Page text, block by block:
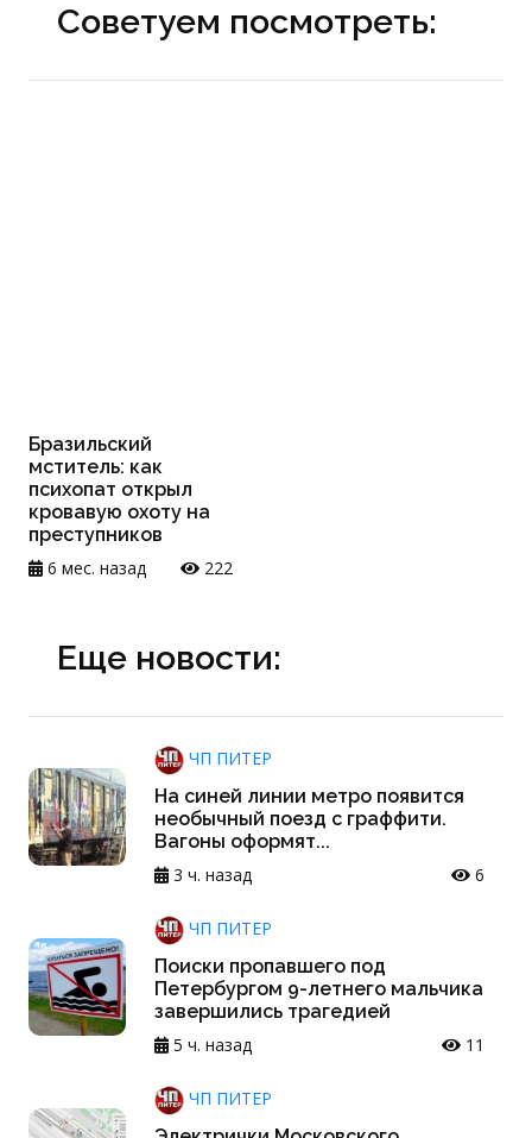
Советуем посмотреть:
Бразильский
мститель: как
психопат открыл
кровавую охоту на
преступников
6 мес. назад
222
Еще новости:
ЧП ПИТЕР
На синей линии метро появится
необычный поезд с граффити.
Вагоны оформят...
3 ч. назад
6
ЧП ПИТЕР
Поиски пропавшего под
Петербургом 9-летнего мальчика
завершились трагедией
5 ч. назад
11
ЧП ПИТЕР